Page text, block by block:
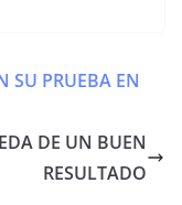
SU PRUEBA EN
DE UN BUEN
RESULTADO